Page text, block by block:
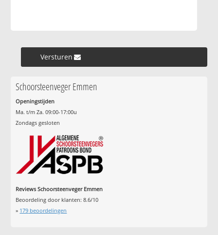
Versturen »
Schoorsteenveger Emmen
Openingstijden
Ma. t/m Za. 09:00-17:00u
Zondags gesloten
Reviews Schoorsteenveger Emmen
Beoordeling door klanten:8.6/10
» 179 beoordelingen